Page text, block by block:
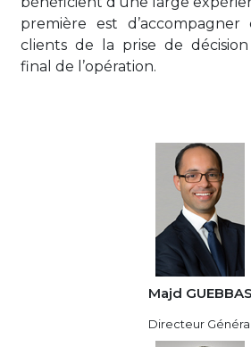
première est d’accompagner
clients de la prise de
final de l’opération.
Majd GUEBBAS
Directeur Général